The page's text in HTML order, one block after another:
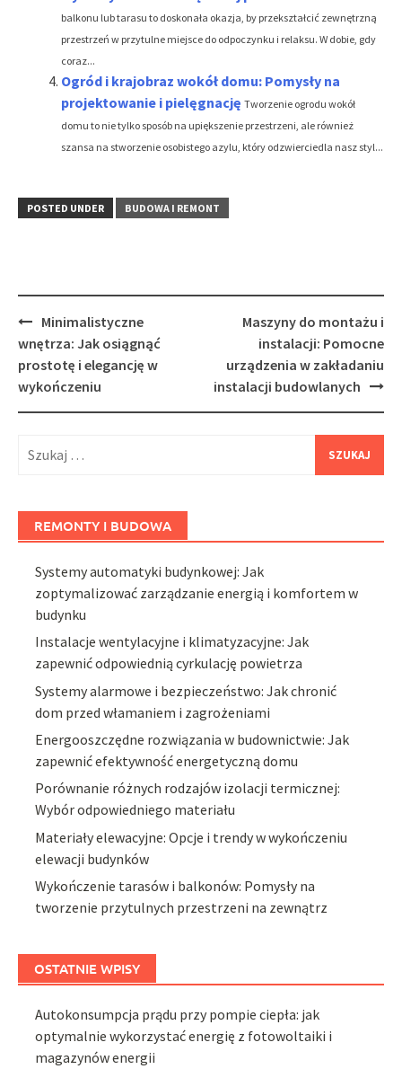
balkonu lub tarasu to doskonała okazja, by przekształcić zewnętrzną
przestrzeń w przytulne miejsce do odpoczynku i relaksu. W dobie, gdy
coraz...
Ogród i krajobraz wokół domu: Pomysły na
projektowanie i pielęgnację Tworzenie ogrodu wokół
domu to nie tylko sposób na upiększenie przestrzeni, ale również
szansa na stworzenie osobistego azylu, który odzwierciedla nasz styl...
POSTED UNDER BUDOWA I REMONT
Post
navigation
Minimalistyczne
wnętrza: Jak osiągnąć
prostotę i elegancję w
wykończeniu
Maszyny do montażu i
instalacji: Pomocne
urządzenia w zakładaniu
instalacji budowlanych
REMONTY I BUDOWA
Systemy automatyki budynkowej: Jak
zoptymalizować zarządzanie energią i komfortem w
budynku
Instalacje wentylacyjne i klimatyzacyjne: Jak
zapewnić odpowiednią cyrkulację powietrza
Systemy alarmowe i bezpieczeństwo: Jak chronić
dom przed włamaniem i zagrożeniami
Energooszczędne rozwiązania w budownictwie: Jak
zapewnić efektywność energetyczną domu
Porównanie różnych rodzajów izolacji termicznej:
Wybór odpowiedniego materiału
Materiały elewacyjne: Opcje i trendy w wykończeniu
elewacji budynków
Wykończenie tarasów i balkonów: Pomysły na
tworzenie przytulnych przestrzeni na zewnątrz
OSTATNIE WPISY
Autokonsumpcja prądu przy pompie ciepła: jak
optymalnie wykorzystać energię z fotowoltaiki i
magazynów energii